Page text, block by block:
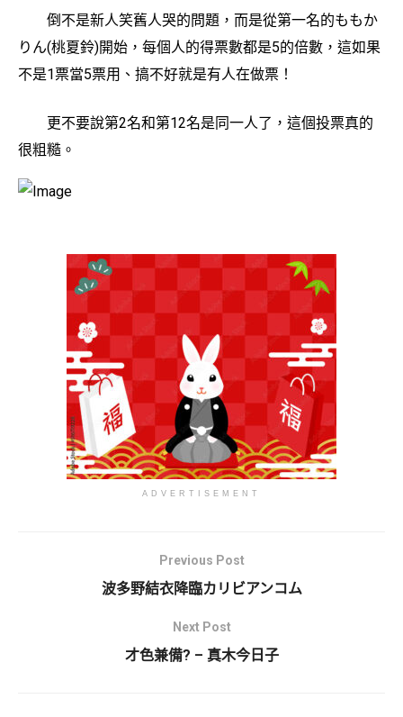
倒不是新人笑舊人哭的問題，而是從第一名的ももか
りん(桃夏鈴)開始，每個人的得票數都是5的倍數，這如果
不是1票當5票用、搞不好就是有人在做票！
更不要說第2名和第12名是同一人了，這個投票真的
很粗糙。
ADVERTISEMENT
Previous Post
波多野結衣降臨カリビアンコム
Next Post
才色兼備? – 真木今日子